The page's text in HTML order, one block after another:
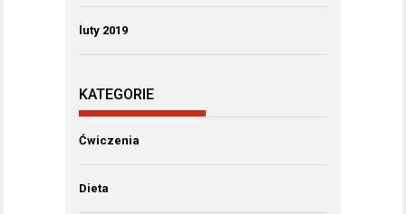
luty 2019
KATEGORIE
Ćwiczenia
Dieta